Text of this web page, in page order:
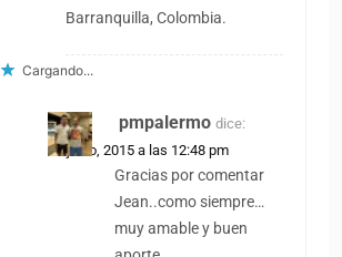
Barranquilla, Colombia.
Cargando...
pmpalermo dice:
29 junio, 2015 a las 12:48 pm
Gracias por comentar
Jean..como siempre…
muy amable y buen